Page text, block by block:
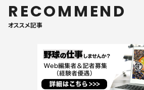
RECOMMEND
オススメ記事